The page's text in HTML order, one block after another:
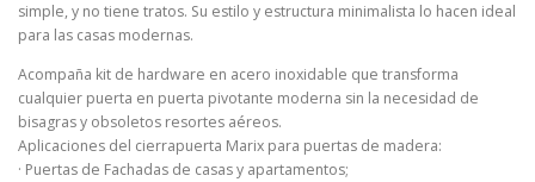
simple, y no tiene tratos. Su estilo y estructura minimalista lo hacen ideal
para las casas modernas.
Acompaña kit de hardware en acero inoxidable que transforma
cualquier puerta en puerta pivotante moderna sin la necesidad de
bisagras y obsoletos resortes aéreos.
Aplicaciones del cierrapuerta Marix para puertas de madera:
· Puertas de Fachadas de casas y apartamentos;